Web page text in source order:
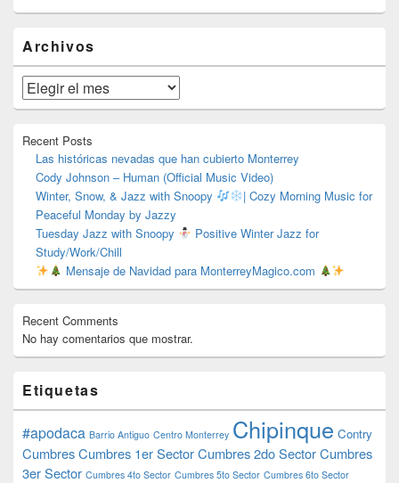
área
de
widget
barra
lateral
Archivos
Archivos
Recent Posts
Las históricas nevadas que han cubierto Monterrey
Cody Johnson – Human (Official Music Video)
Winter, Snow, & Jazz with Snoopy
| Cozy Morning Music for
Peaceful Monday by Jazzy
Tuesday Jazz with Snoopy
Positive Winter Jazz for
Study/Work/Chill
Mensaje de Navidad para MonterreyMagico.com
Recent Comments
No hay comentarios que mostrar.
Etiquetas
#apodaca Barrio Antiguo Centro Monterrey Chipinque Contry
CumbresCumbres 1er SectorCumbres 2do SectorCumbres
3er Sector Cumbres 4to Sector Cumbres 5to Sector Cumbres 6to Sector